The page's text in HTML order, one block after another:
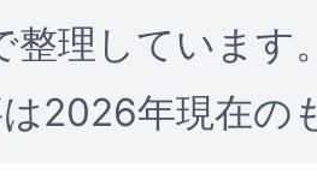
整理しています
2026年現在の